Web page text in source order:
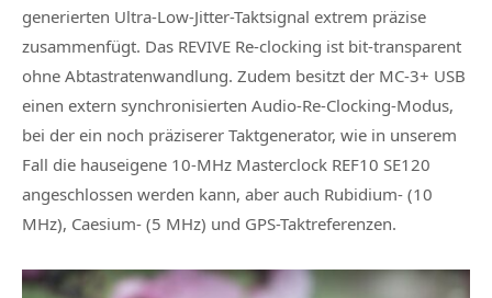
generierten Ultra-Low-Jitter-Taktsignal extrem präzise
zusammenfügt. Das REVIVE Re-clocking ist bit-transparent
ohne Abtastratenwandlung. Zudem besitzt der MC‑3+ USB
einen extern synchronisierten Audio-Re-Clocking-Modus,
bei der ein noch präziserer Taktgenerator, wie in unserem
Fall die hauseigene 10-MHz Masterclock REF10 SE120
angeschlossen werden kann, aber auch Rubidium- (10
MHz), Caesium- (5 MHz) und GPS-Taktreferenzen.